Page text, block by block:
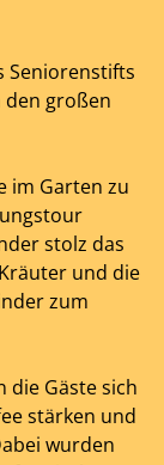
Seniorenstifts
den großen
im Garten zu
stolz das
und die
zum
die Gäste sich
stärken und
wurden